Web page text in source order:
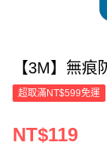
【3M】無
超取滿NT$599免運
NT$119